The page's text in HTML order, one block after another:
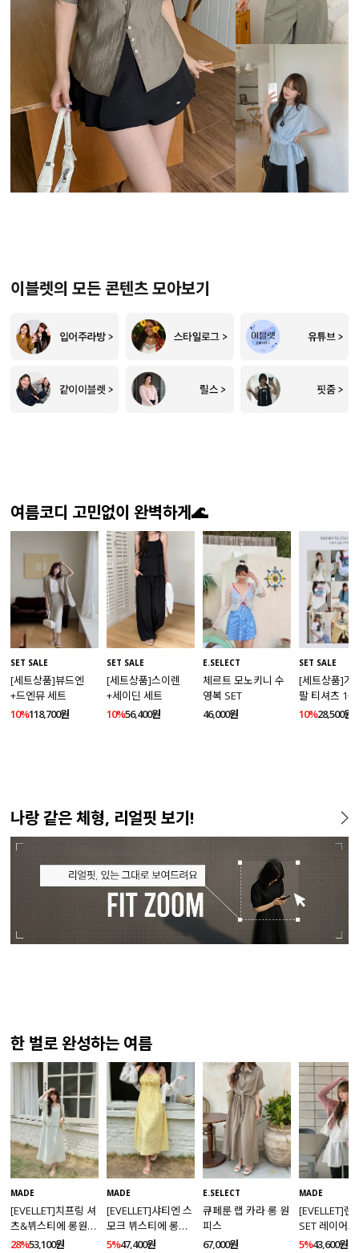
이블렛의 모든 콘텐츠 모아보기
여름코디 고민없이 완벽하게🌊
SET SALE
[세트상품]뷰드엔
+드엔뮤 세트
10%118,700원
SET SALE
[세트상품]스이렌
+세이딘 세트
10%56,400원
E.SELECT
체르트 모노키니 수
영복 SET
46,000원
SET SALE
[세트상품]가
팔 티셔츠
10%28,500원
나랑 같은 체형, 리얼핏 보기!
한 벌로 완성하는 여름
MADE
[EVELLET]치프링 셔
츠&뷔스티에 롱원피
스 세트
28%53,100원
MADE
[EVELLET]샤티엔 스
모크 뷔스티에 롱원
피스
5%47,400원
E.SELECT
큐페룬 랩 카라 롱 원
피스
67,000원
MADE
[EVELLET]렌
SET 레이어
스
5%43,600원